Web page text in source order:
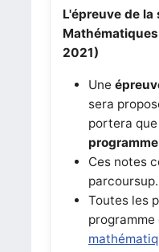
L'épreuve de la
2021)
Une
sera
portera
Ces notes
parcoursup.
Toutes les